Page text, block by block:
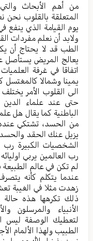
من أهم الأبحاث
المتعلقة بالقلوب نحن
يوم القيامة الذي ينفع
ولابد أن نعلم مفردات
الطب قد لا يحتاج أن
يعالج المريض يستأصل
اتفاقا في غرفة
يمينا وشمالا كالمغتسل
الى القلوب الأمر
حتى عند علماء الدين
الباطنية كما يقال هل
من الحسد، تشتكي
يزيل عنك الحقد والحسد
الشخصيات الكبيرة رب
رب العالمين يربي
لم تكن في عالم
عندما يتكلم كأنه
زهدت مثلا في الغيبة
ذلك تكرهها هذه حالة
الأنبياء والمرسلون
لتعطيك الوصفة ليس
الطبيب ولهذا الألمام